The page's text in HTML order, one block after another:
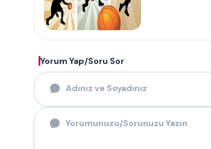
Yorum Yap/Soru Sor